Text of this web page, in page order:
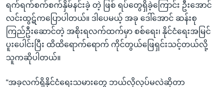
ရက်ရက်စက်စက်နှိမ်နင်းခဲ့ တဲ့ ဖြစ် ရပ်တွေရှိခဲ့ကြောင်း ဦးအောင်
လင်းထွဋ်ကပြောပါတယ်။ ဒါပေမယ့် အခု ဒေါ်အောင် ဆန်းစု
ကြည်ဦးဆောင်တဲ့ အစိုးရလက်ထက်မှာ စစ်ရေး၊ နိုင်ငံရေးအမြင်
ပူးပေါင်းပြီး ထိထိရောက်ရောက် ကိုင်တွယ်ဖြေရှင်းသင့်တယ်လို့
သူကဆိုပါတယ်။
“အခုလက်ရှိနိုင်ငံရေးသမားတွေ ဘယ်လိုလုပ်မလဲဆိုတာ